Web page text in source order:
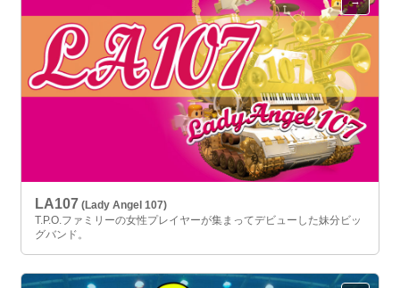
LA107 (Lady Angel 107)
T.P.O.ファミリーの女性プレイヤーが集まってデビューした妹分ビッ
グバンド。